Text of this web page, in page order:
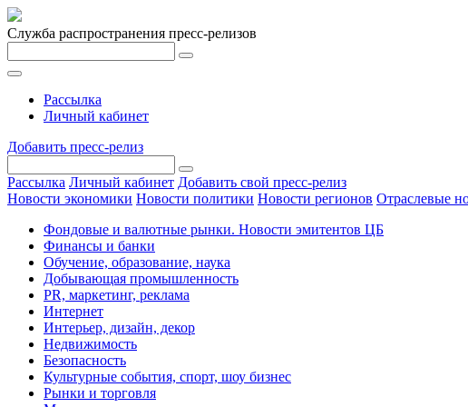
Служба распространения пресс-релизов
Рассылка
Личный кабинет
Добавить пресс-релиз
Рассылка Личный кабинет Добавить свой пресс-релиз
Новости экономики Новости политики Новости регионов Отраслевые
Фондовые и валютные рынки. Новости эмитентов ЦБ
Финансы и банки
Обучение, образование, наука
Добывающая промышленность
PR, маркетинг, реклама
Интернет
Интерьер, дизайн, декор
Недвижимость
Безопасность
Культурные события, спорт, шоу бизнес
Рынки и торговля